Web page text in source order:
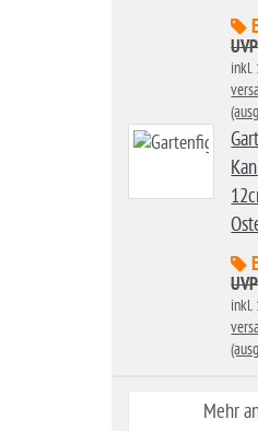
inkl.
inkl.
Mehr